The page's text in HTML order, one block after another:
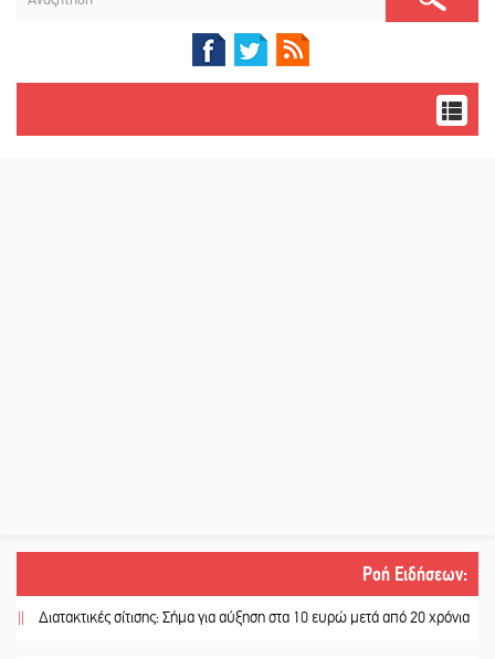
Ροή Ειδήσεων:
σίτισης: Σήμα για αύξηση στα 10 ευρώ μετά από 20 χρόνια || «Για